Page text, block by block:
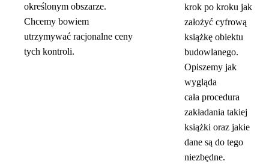
określonym obszarze.
Chcemy bowiem
utrzymywać racjonalne ceny
tych kontroli.
krok po kroku jak
założyć cyfrową
książkę obiektu
budowlanego.
Opiszemy jak
wygląda
cała procedura
zakładania takiej
książki oraz jakie
dane są do tego
niezbędne.